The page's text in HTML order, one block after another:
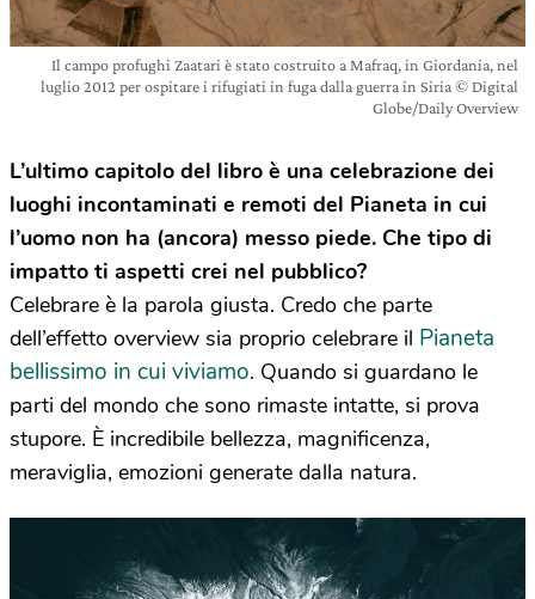
Il campo profughi Zaatari è stato costruito a Mafraq, in Giordania, nel
luglio 2012 per ospitare i rifugiati in fuga dalla guerra in Siria © Digital
Globe/Daily Overview
L’ultimo capitolo del libro è una celebrazione dei
luoghi incontaminati e remoti del Pianeta in cui
l’uomo non ha (ancora) messo piede. Che tipo di
impatto ti aspetti crei nel pubblico?
Celebrare è la parola giusta. Credo che parte
dell’effetto overview sia proprio celebrare il Pianeta
bellissimo in cui viviamo. Quando si guardano le
parti del mondo che sono rimaste intatte, si prova
stupore. È incredibile bellezza, magnificenza,
meraviglia, emozioni generate dalla natura.